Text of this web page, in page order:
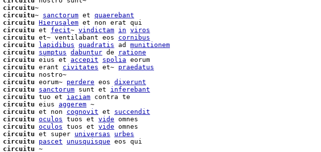
circuitu~
circuitu~ sanctorum et quaerebant
circuitu Hierusalem et non erat qui
circuitu et fecit~ vindictam in viros
circuitu et~ ventilabant eos cornibus
circuitu lapidibus quadratis ad munitionem
circuitu sumptus dabuntur de
ratione
circuitu eius et accepit spolia
circuitu erant civitates et~ praedatus
circuitu nostro~
circuitu eorum~ perdere eos dixerunt
circuitu sanctorum sunt et inferebant
circuitu tuo et iaciam contra te
circuitu eius aggerem ~
circuitu et non cognovit et succendit
circuitu oculos tuos et vide omnes
circuitu oculos tuos et vide omnes
circuitu et super universas
urbes
circuitu pascet unusquisque eos qui
circuitu ~